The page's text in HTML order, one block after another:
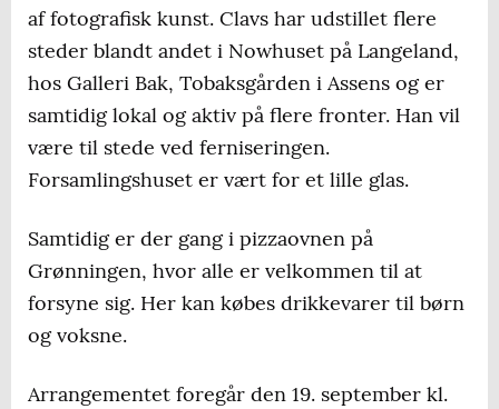
af fotografisk kunst. Clavs har udstillet flere
steder blandt andet i Nowhuset på Langeland,
hos Galleri Bak, Tobaksgården i Assens og er
samtidig lokal og aktiv på flere fronter. Han vil
være til stede ved ferniseringen.
Forsamlingshuset er vært for et lille glas.
Samtidig er der gang i pizzaovnen på
Grønningen, hvor alle er velkommen til at
forsyne sig. Her kan købes drikkevarer til børn
og voksne.
Arrangementet foregår den 19. september kl.